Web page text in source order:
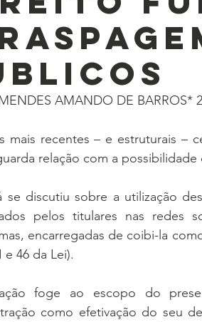
AMANDO DE BARROS*
mais recentes – e estruturais –
relação com a
se discutiu sobre a utilização
pelos titulares nas redes
encarregadas de coibi-la
e 46 da Lei).
foge ao escopo do
como efetivação do seu